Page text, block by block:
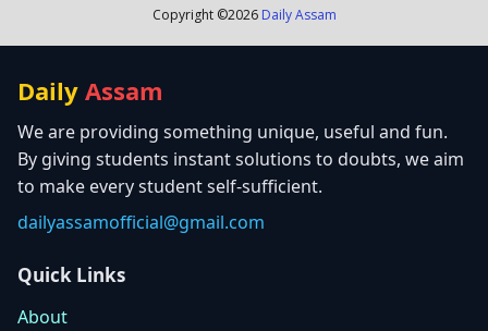
Copyright ©2026 Daily Assam
Daily Assam
We are providing something unique, useful and fun.
By giving students instant solutions to doubts, we aim
to make every student self-sufficient.
dailyassamofficial@gmail.com
Quick Links
About